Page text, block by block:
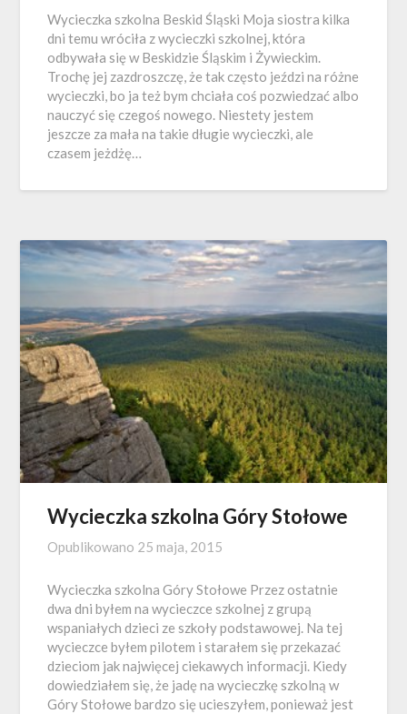
Wycieczka szkolna Beskid Śląski Moja siostra kilka
dni temu wróciła z wycieczki szkolnej, która
odbywała się w Beskidzie Śląskim i Żywieckim.
Trochę jej zazdroszczę, że tak często jeździ na różne
wycieczki, bo ja też bym chciała coś pozwiedzać albo
nauczyć się czegoś nowego. Niestety jestem
jeszcze za mała na takie długie wycieczki, ale
czasem jeżdżę…
Wycieczka szkolna Góry Stołowe
Opublikowano 25 maja, 2015
Wycieczka szkolna Góry Stołowe Przez ostatnie
dwa dni byłem na wycieczce szkolnej z grupą
wspaniałych dzieci ze szkoły podstawowej. Na tej
wycieczce byłem pilotem i starałem się przekazać
dzieciom jak najwięcej ciekawych informacji. Kiedy
dowiedziałem się, że jadę na wycieczkę szkolną w
Góry Stołowe bardzo się ucieszyłem, ponieważ jest